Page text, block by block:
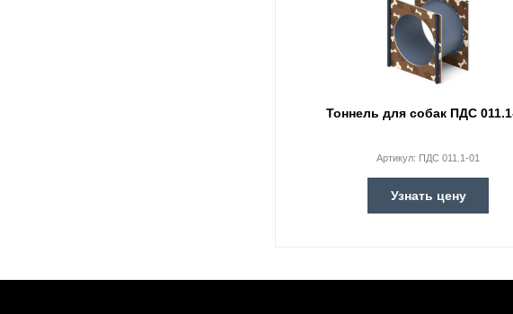
Тоннель для собак ПДС
Артикул: ПДС 011.1-01
Узнать цену